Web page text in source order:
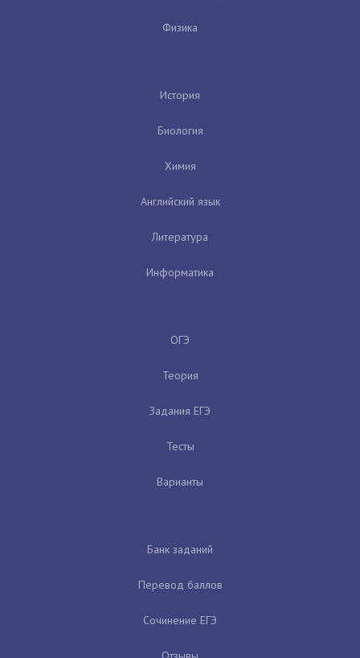
Физика
История
Биология
Химия
Английский язык
Литература
Информатика
ОГЭ
Теория
Задания ЕГЭ
Тесты
Варианты
Банк заданий
Перевод баллов
Сочинение ЕГЭ